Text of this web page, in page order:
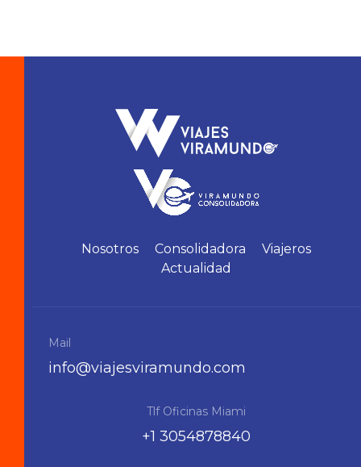
Nosotros Consolidadora
Viajeros
Actualidad
Mail
info@viajesviramundo.com
Tlf Oficinas Miami
+1 3054878840